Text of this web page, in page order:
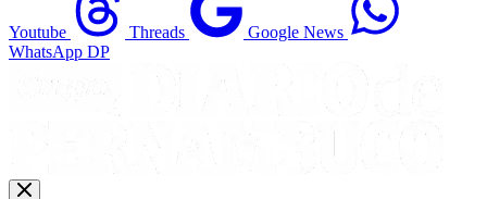
Youtube Threads
Google News
WhatsApp DP